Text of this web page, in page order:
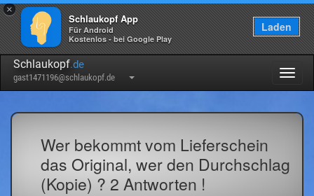
×
Schlaukopf App
Für Android
Kostenlos - bei Google Play
Laden
Schlaukopf.de
gast1471196@schlaukopf.de
Wer bekommt vom Lieferschein
das Original, wer den Durchschlag
(Kopie) ? 2 Antworten !